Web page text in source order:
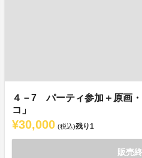
４－7 パーティ参加＋原画
コ」
¥30,000 (税込)残り1
販売